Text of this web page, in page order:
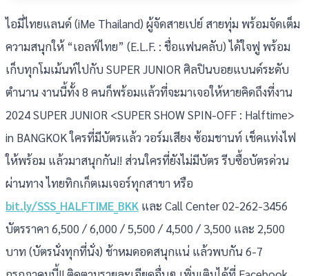
ไอมี่ไทยแลนด์ (iMe Thailand) ผู้จัดสายเปย์ สายทุ่ม พร้อมจัดเต็ม
ความสนุกให้ “เอลฟ์ไทย” (E.L.F. : ชื่อแฟนคลับ) ได้ใจฟู พร้อม
เก็บทุกโมเม้นท์ไปกับ SUPER JUNIOR ศิลปินบอยแบนด์ระดับ
ตำนาน งานนี้ทั้ง 8 คนก็พร้อมแล้วที่จะมาเจอให้หายคิดถึงที่งาน
2024 SUPER JUNIOR <SUPER SHOW SPIN-OFF : Halftime>
in BANGKOK ใครที่มีบัตรแล้ว วอร์มเสียง ซ้อมชานท์ เช็คแท่งไฟ
ให้พร้อม แล้วมาสนุกกัน!! ส่วนใครที่ยังไม่มีบัตร รีบซื้อบัตรด่วน
ผ่านทาง ไทยทิกเก็ตเมเจอร์ทุกสาขา หรือ
bit.ly/SSS_HALFTIME_BKK และ Call Center 02-262-3456
บัตรราคา 6,500 / 6,000 / 5,500 / 4,500 / 3,500 และ 2,500
บาท (บัตรนั่งทุกที่นั่ง) ช้าหมดอดสนุกแน่ แล้วพบกัน 6-7